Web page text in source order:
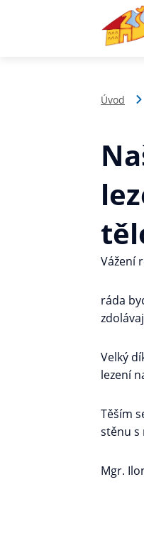
Úvod
Vážení
ráda
Velký
lezení
Těším
stěnu s
Mgr.